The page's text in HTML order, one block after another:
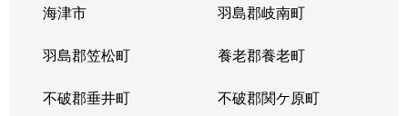
海津市 羽島郡岐南町
羽島郡笠松町 養老郡養老町
不破郡垂井町 不破郡関ケ原町